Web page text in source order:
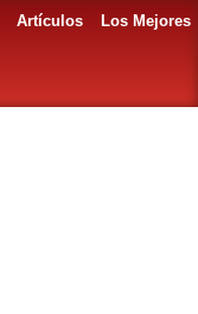
Artículos
Los Mejores